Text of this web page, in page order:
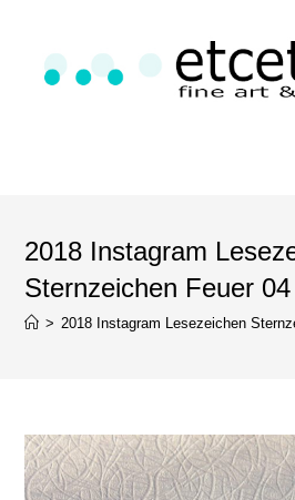
2018 Instagram
Sternzeichen Feuer
> 2018 Instagram Lesezeichen